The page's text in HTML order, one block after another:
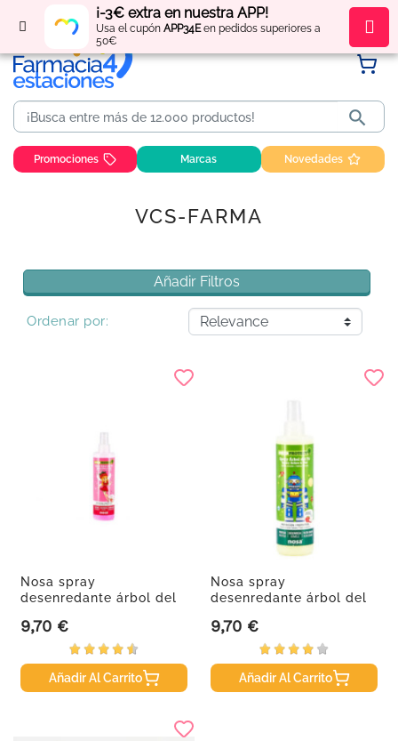
¡-3€ extra en nuestra APP!
Usa el cupón APP34Een pedidos superiores a
50€
Regístratey obténpuntos por tus compras

Promociones Marcas Novedades
VCS-FARMA
Añadir Filtros
Ordenar por:
Nosa spray
desenredante árbol del
Precio
9,70 €
Añadir Al Carrito
Nosa spray
desenredante árbol del
Precio
9,70 €
Añadir Al Carrito